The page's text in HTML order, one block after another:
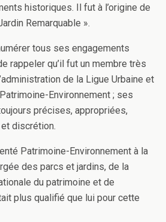
historiques. Il fut à l’origine de
Remarquable ».
tous ses engagements
rappeler qu’il fut un membre très
de la Ligue Urbaine et
Environnement ; ses
précises, appropriées,
discrétion.
Patrimoine-Environnement à la
des parcs et jardins, de la
du patrimoine et de
plus qualifié que lui pour cette